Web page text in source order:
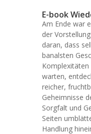
E-book
Am Ende war
der
daran, dass
banalsten
warten,
reicher,
Geheimnisse
Sorgfalt und
Seiten
Handlung